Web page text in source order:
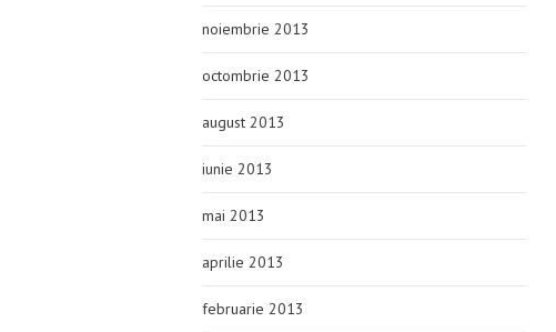
noiembrie 2013
octombrie 2013
august 2013
iunie 2013
mai 2013
aprilie 2013
februarie 2013